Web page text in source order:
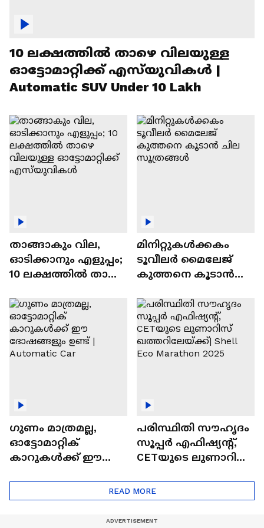
10 ലക്ഷത്തിൽ താഴെ വിലയുള്ള
ഓട്ടോമാറ്റിക്ക് എസ്‍യുവികൾ |
Automatic SUV Under 10 Lakh
താങ്ങാകും വില,
ഓടിക്കാനും എളുപ്പം;
10 ലക്ഷത്തിൽ താഴെ
ഓട്ടോമാറ്റിക്ക്
എസ്‍യുവികൾ
മിനിറ്റുകൾക്കകം
ടൂവീലർ മൈലേജ്
കുത്തനെ കൂടാൻ
ഗുണം മാത്രമല്ല,
ഓട്ടോമാറ്റിക്
കാറുകൾക്ക് ഈ
പരിസ്ഥിതി സൗഹൃദം
സൂപ്പർ എഫിഷ്യന്റ്,
CETയുടെ ലുണാറിസ്
Eco Marathon 2025
READ MORE